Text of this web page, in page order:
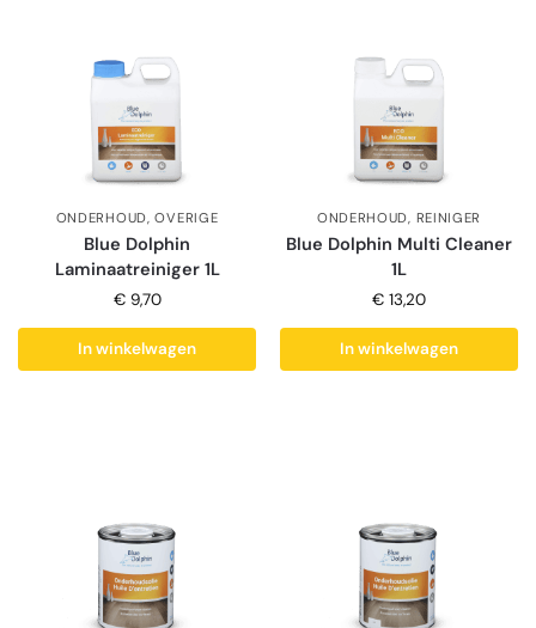
ONDERHOUD ,OVERIGE
Blue Dolphin
Laminaatreiniger 1L
€9,70
In winkelwagen
ONDERHOUD REINIGER
Blue Dolphin Multi Cleaner
1L
€ 13,20
In winkelwagen